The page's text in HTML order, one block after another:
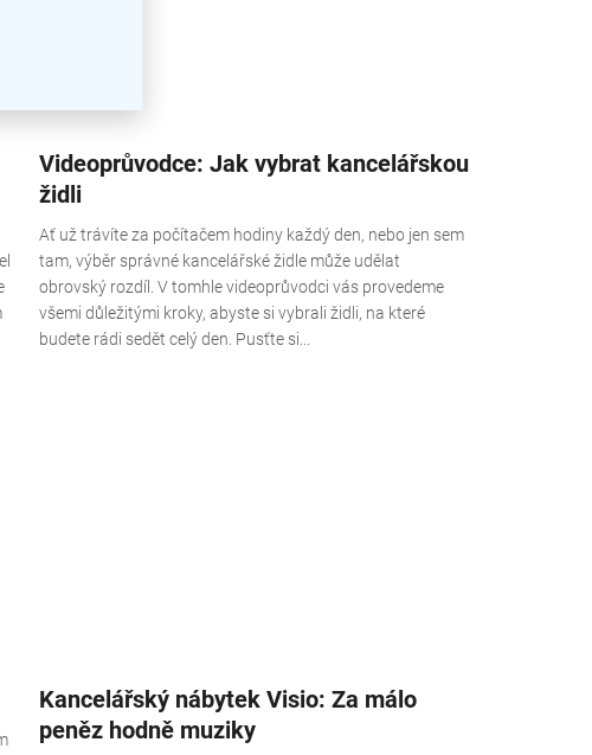
Videoprůvodce: Jak vybrat kancelářskou
židli
Ať už trávíte za počítačem hodiny každý den, nebo jen sem
tam, výběr správné kancelářské židle může udělat
obrovský rozdíl. V tomhle videoprůvodci vás provedeme
všemi důležitými kroky, abyste si vybrali židli, na které
budete rádi sedět celý den. Pusťte si...
Kancelářský nábytek Visio: Za málo
peněz hodně muziky